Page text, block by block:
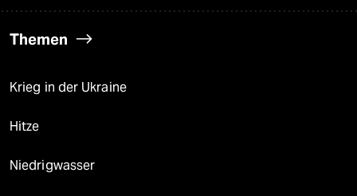
Themen
Krieg in der Ukraine
Hitze
Niedrigwasser